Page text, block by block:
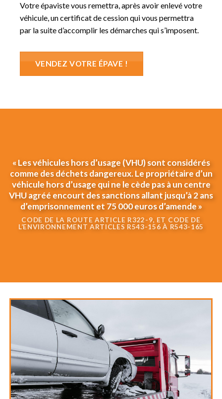
Votre épaviste vous remettra, après avoir enlevé votre
véhicule, un certificat de cession qui vous permettra
par la suite d’accomplir les démarches qui s’imposent.
VENDEZ VOTRE ÉPAVE !
« Les véhicules hors d’usage (VHU) sont considérés
comme des déchets dangereux. Le propriétaire d’un
véhicule hors d’usage qui ne le cède pas à un centre
VHU agréé encourt des sanctions allant jusqu’à 2 ans
d’emprisonnement et 75 000 euros d’amende »
CODE DE LA ROUTE ARTICLE R322-9, ET CODE DE
L’ENVIRONNEMENT ARTICLES R543-156 À R543-165